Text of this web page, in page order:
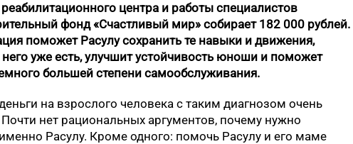
центра и работы специалистов
фонд «Счастливый мир» собирает 182 000 рублей.
поможет Расулу сохранить те навыки и движения,
уже есть, улучшит устойчивость юноши и поможет
большей степени самообслуживания.
на взрослого человека с таким диагнозом очень
нет рациональных аргументов, почему нужно
Расулу. Кроме одного: помочь Расулу и его маме